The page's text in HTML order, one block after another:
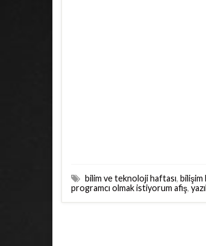
bilim ve teknoloji haftası, bilişim
programcı olmak istiyorum afiş,